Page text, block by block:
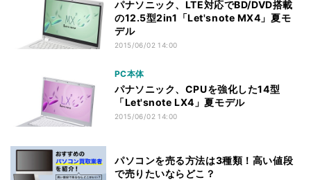
パナソニック、LTE対応でBD/DVD搭載
の12.5型2in1「Let'snote MX4」夏モ
デル
2015/06/02 14:00
PC本体
パナソニック、CPUを強化した14型
「Let'snote LX4」夏モデル
2015/06/02 14:00
パソコンを売る方法は3種類！高い値段
で売りたいならどこ？